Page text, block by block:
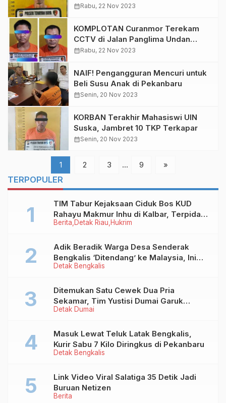
calendar_monthRabu, 22 Nov 2023
KOMPLOTAN Curanmor Terekam
CCTV di Jalan Panglima Undan
Pekanbaru
calendar_monthRabu, 22 Nov 2023
NAIF! Pengangguran Mencuri untuk
Beli Susu Anak di Pekanbaru
calendar_monthSenin, 20 Nov 2023
KORBAN Terakhir Mahasiswi UIN
Suska, Jambret 10 TKP Terkapar
calendar_monthSenin, 20 Nov 2023
1 2 3 … 9 »
TERPOPULER
Berita Detak Riau Hukrim
TIM Tabur Kejaksaan Ciduk Bos KUD
Rahayu Makmur Inhu di Kalbar, Terpidana
Kredit Fiktif Rp2,8 M
Detak Bengkalis
Adik Beradik Warga Desa Senderak
Bengkalis ‘Ditendang’ ke Malaysia, Ini
Sebabnya!
Detak Dumai
Ditemukan Satu Cewek Dua Pria
Sekamar, Tim Yustisi Dumai Garuk
Puluhan Pasangan Mesum
Detak Bengkalis
Masuk Lewat Teluk Latak Bengkalis,
Kurir Sabu 7 Kilo Diringkus di Pekanbaru
Berita
Link Video Viral Salatiga 35 Detik Jadi
Buruan Netizen